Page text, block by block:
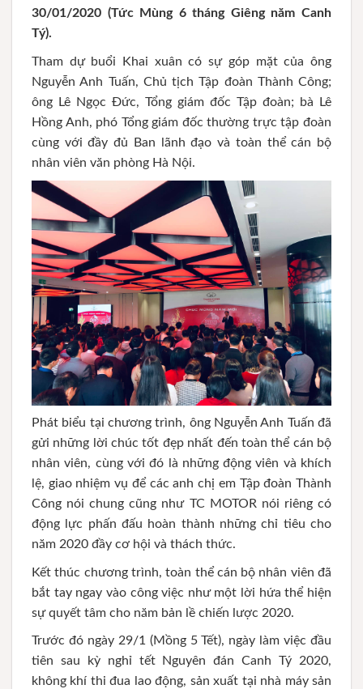
30/01/2020 (Tức Mùng 6 tháng Giêng năm Canh
Tý).
Tham dự buổi Khai xuân có sự góp mặt của ông
Nguyễn Anh Tuấn, Chủ tịch Tập đoàn Thành Công;
ông Lê Ngọc Đức, Tổng giám đốc Tập đoàn; bà Lê
Hồng Anh, phó Tổng giám đốc thường trực tập đoàn
cùng với đầy đủ Ban lãnh đạo và toàn thể cán bộ
nhân viên văn phòng Hà Nội.
Phát biểu tại chương trình, ông Nguyễn Anh Tuấn đã
gửi những lời chúc tốt đẹp nhất đến toàn thể cán bộ
nhân viên, cùng với đó là những động viên và khích
lệ, giao nhiệm vụ để các anh chị em Tập đoàn Thành
Công nói chung cũng như TC MOTOR nói riêng có
động lực phấn đấu hoàn thành những chỉ tiêu cho
năm 2020 đầy cơ hội và thách thức.
Kết thúc chương trình, toàn thể cán bộ nhân viên đã
bắt tay ngay vào công việc như một lời hứa thể hiện
sự quyết tâm cho năm bản lề chiến lược 2020.
Trước đó ngày 29/1 (Mồng 5 Tết), ngày làm việc đầu
tiên sau kỳ nghỉ tết Nguyên đán Canh Tý 2020,
không khí thi đua lao động, sản xuất tại nhà máy sản